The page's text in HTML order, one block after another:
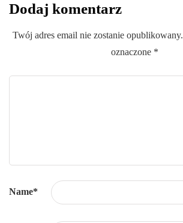
Dodaj komentarz
Twój adres email nie zostanie opublikowany.
oznaczone *
Name*